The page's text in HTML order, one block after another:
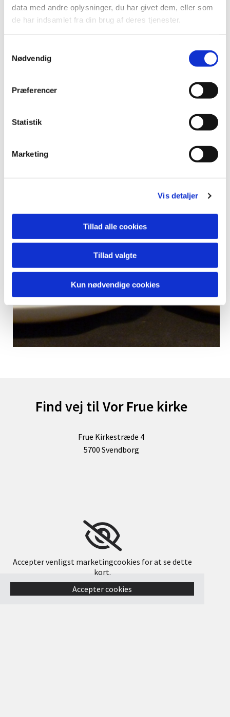
data med andre oplysninger, du har givet dem, eller som
de har indsamlet fra din brug af deres tjenester.
Nødvendig
Præferencer
Statistik
Marketing
Vis detaljer
Tillad alle cookies
Tillad valgte
Kun nødvendige cookies
I HUSET er der undervisning for juniorkonfirmander og
konfirmander, hyggelige caféeftermiddage samt andre
spændende arrangementer.
I forbindelse med søndagens gudstjeneste er der
Find vej til Vor Frue kirke
Frue Kirkestræde 4
5700 Svendborg
Accepter venligst marketingcookies for at se dette
kort.
Accepter cookies